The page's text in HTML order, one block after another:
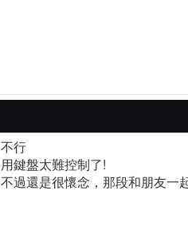
不行
用鍵盤太難控制了!
不過還是很懷念，那段和朋友一